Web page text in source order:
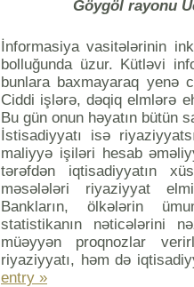
Göygöl rayonu
İnformasiya vasitələrinin
bolluğunda üzur. Kütləvi
bunlara baxmayaraq yenə
Ciddi işlərə, dəqiq elmlərə
Bu gün onun həyatın bütün
İstisadiyyatı isə
maliyyə işiləri hesab
tərəfdən iqtisadiyyatın
məsələləri riyaziyyat
Bankların, ölkələrin
statistikanın nəticələrini
müəyyən proqnozlar
riyaziyyatı, həm də
entry »